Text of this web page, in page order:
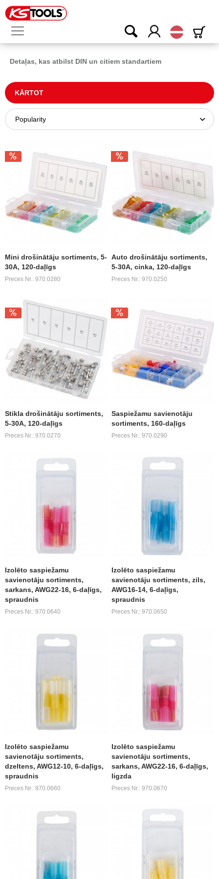
Latvijas
Detaļas, kas atbilst DIN un citiem standartiem
KĀRTOT
Mini drošinātāju sortiments, 5-
30A, 120-daļīgs
Preces Nr.: 970.0280
Auto drošinātāju sortiments,
5-30A, cinka, 120-daļīgs
Preces Nr.: 970.0250
Stikla drošinātāju sortiments,
5-30A, 120-daļīgs
Preces Nr.: 970.0270
Saspiežamu savienotāju
sortiments, 160-daļīgs
Preces Nr.: 970.0290
Izolēto saspiežamu
savienotāju sortiments,
sarkans, AWG22-16, 6-daļīgs,
spraudnis
Preces Nr.: 970.0640
Izolēto saspiežamu
savienotāju sortiments, zils,
AWG16-14, 6-daļīgs,
spraudnis
Preces Nr.: 970.0650
Izolēto saspiežamu
savienotāju sortiments,
dzeltens, AWG12-10, 6-daļīgs,
spraudnis
Preces Nr.: 970.0660
Izolēto saspiežamu
savienotāju sortiments,
sarkans, AWG22-16, 6-daļīgs,
ligzda
Preces Nr.: 970.0670